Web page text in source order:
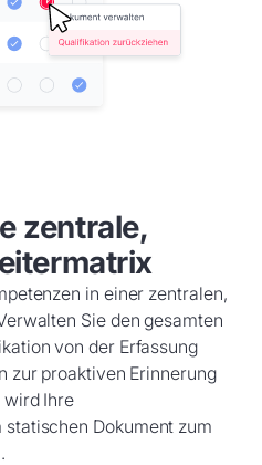
zentrale,
in einer zentralen,
Sie den gesamten
von der Erfassung
zur proaktiven Erinnerung
wird Ihre
Dokument zum